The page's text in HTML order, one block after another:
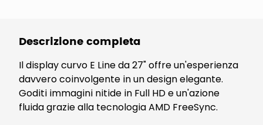
Descrizione completa
Il display curvo E Line da 27" offre un'esperienza
davvero coinvolgente in un design elegante.
Goditi immagini nitide in Full HD e un'azione
fluida grazie alla tecnologia AMD FreeSync.